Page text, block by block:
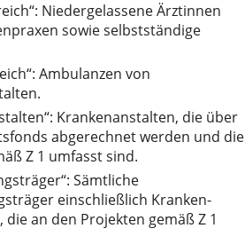
Niedergelassene Ärztinnen
sowie selbstständige
Ambulanzen von
Krankenanstalten, die über
abgerechnet werden und die
Z 1 umfasst sind.
Sämtliche
einschließlich Kranken­
an den Projekten gemäß Z 1